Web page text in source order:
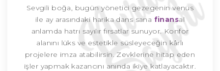
Sevgili boğa, bugün yönetici gezegenin venüs
ile ay arasındaki harika dans sana finansal
anlamda hatrı sayılır fırsatlar sunuyor. Konfor
alanını lüks ve estetikle süsleyeceğin kârlı
projelere imza atabilirsin. Zevklerine hitap eden
işler yapmak kazancını anında ikiye katlayacaktır.